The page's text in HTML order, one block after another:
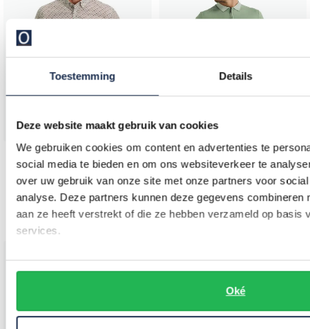
Toestemming Details
Deze website maakt gebruik van cookies
We gebruiken cookies om content en advertenties te
social media te bieden en om ons websiteverkeer te
over uw gebruik van onze site met onze partners voor
analyse. Deze partners kunnen deze gegevens combineren
aan ze heeft verstrekt of die ze hebben verzameld op basis
services.
Oké
State of Art
€ 79,95€ 39,98
50%
State of Art
€ 119,95€ 59,98
-
50%
Toevoegen aan favorieten